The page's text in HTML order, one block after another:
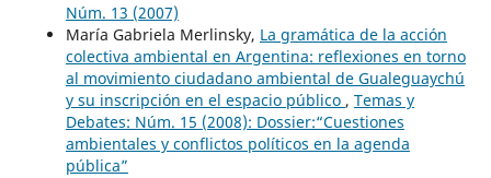
Núm. 13 (2007)
María Gabriela Merlinsky, La gramática de la acción
colectiva ambiental en Argentina: reflexiones en torno
al movimiento ciudadano ambiental de Gualeguaychú
y su inscripción en el espacio público , Temas y
Debates: Núm. 15 (2008): Dossier:“Cuestiones
ambientales y conflictos políticos en la agenda
pública”